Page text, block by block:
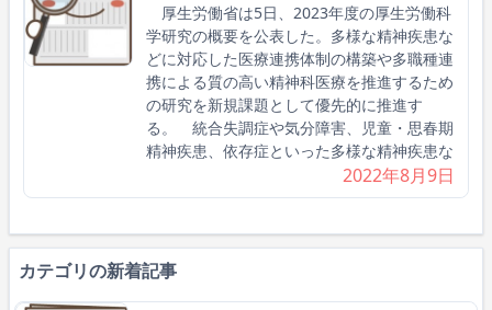
厚生労働省は5日、2023年度の厚生労働科
学研究の概要を公表した。多様な精神疾患な
どに対応した医療連携体制の構築や多職種連
携による質の高い精神科医療を推進するため
の研究を新規課題として優先的に推進す
る。 統合失調症や気分障害、児童・思春期
精神疾患、依存症といった多様な精神疾患な
2022年8月9日
カテゴリの新着記事